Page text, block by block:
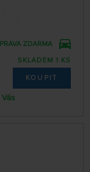
ZDARMA
SKLADEM 1 KS
KOUPIT